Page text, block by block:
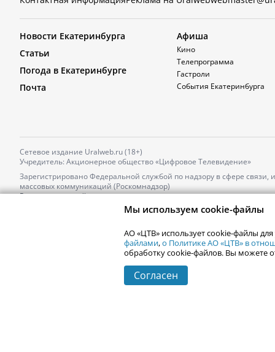
Новости Екатеринбурга
Статьи
Погода в Екатеринбурге
Почта
Афиша
Кино
Телепрограмма
Гастроли
События Екатеринбурга
Сетевое издание Uralweb.ru (18+)
Учредитель: Акционерное общество «Цифровое Телевидение»
Зарегистрировано Федеральной службой по надзору в сфере
массовых коммуникаций (Роскомнадзор)
Регистрационный номер и дата принятия решения о регистрации:
+7 (912) 244-87-87,
Электронный адрес редакции:news@uralweb.ru
Екатеринбург
Мы используем cookie-файлы
АО «ЦТВ» использует cookie-файлы
файлами,о Политике АО «ЦТВ» в
обработку cookie-файлов. Вы можете
Согласен